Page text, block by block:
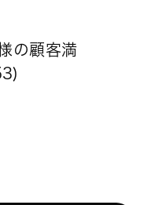
の顧客満